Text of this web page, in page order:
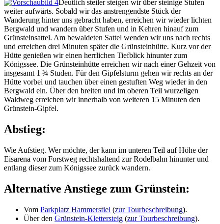
Deutlich steiler steigen wir über steinige Stufen
weiter aufwärts. Sobald wir das anstrengendste Stück der
Wanderung hinter uns gebracht haben, erreichen wir wieder lichten
Bergwald und wandern über Stufen und in Kehren hinauf zum
Grünsteinsattel. Am bewaldeten Sattel wenden wir uns nach rechts
und erreichen drei Minuten später die Grünsteinhütte. Kurz vor der
Hütte genießen wir einen herrlichen Tiefblick hinunter zum
Königssee. Die Grünsteinhütte erreichen wir nach einer Gehzeit von
insgesamt 1 ¾ Studen. Für den Gipfelsturm gehen wir rechts an der
Hütte vorbei und tauchen über einen gestuften Weg wieder in den
Bergwald ein. Über den breiten und im oberen Teil wurzeligen
Waldweg erreichen wir innerhalb von weiteren 15 Minuten den
Grünstein-Gipfel.
Abstieg:
Wie Aufstieg. Wer möchte, der kann im unteren Teil auf Höhe der
Eisarena vom Forstweg rechtshaltend zur Rodelbahn hinunter und
entlang dieser zum Königssee zurück wandern.
Alternative Anstiege zum Grünstein:
Vom Parkplatz Hammerstiel (zur Tourbeschreibung).
Über den Grünstein-Klettersteig (zur Tourbeschreibung).